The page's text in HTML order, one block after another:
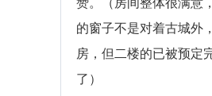
的窗子不是对着古城外
房，但二楼的已被预定
了）